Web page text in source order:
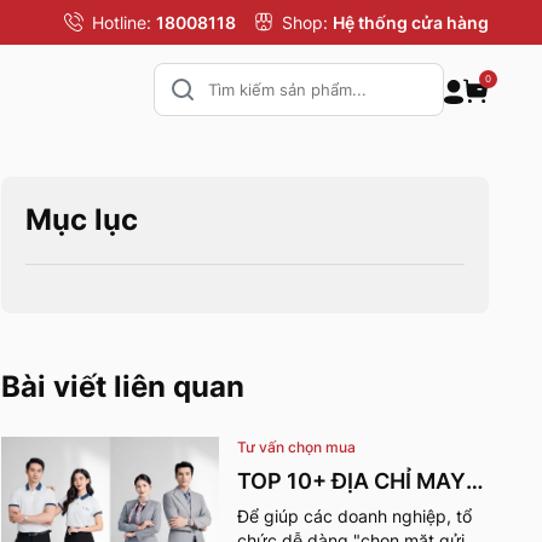
Hotline: 18008118 Shop: Hệ thống cửa hàng
0
Mục lục
Bài viết liên quan
Tư vấn chọn mua
TOP 10+ ĐỊA CHỈ MAY
ĐỒNG PHỤC CÔNG TY
Để giúp các doanh nghiệp, tổ